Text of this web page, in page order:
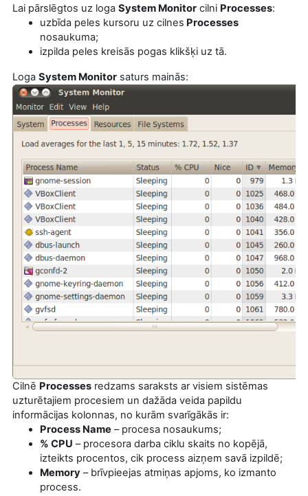
Lai pārslēgtos uz loga System Monitor cilni Processes:
uzbīda peles kursoru uz cilnes Processes
nosaukuma;
izpilda peles kreisās pogas klikšķi uz tā.
Loga System Monitor saturs mainās:
Cilnē Processes redzams saraksts ar visiem sistēmas
uzturētajiem procesiem un dažāda veida papildu
informācijas kolonnas, no kurām svarīgākās ir:
Process Name – procesa nosaukums;
% CPU – procesora darba ciklu skaits no kopējā,
izteikts procentos, cik process aizņem savā izpildē;
Memory – brīvpieejas atmiņas apjoms, ko izmanto
process.